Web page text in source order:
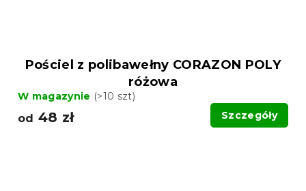
Pościel z polibawełny CORAZON POLY
różowa
W magazynie (>10 szt)
od 48 zł Szczegóły